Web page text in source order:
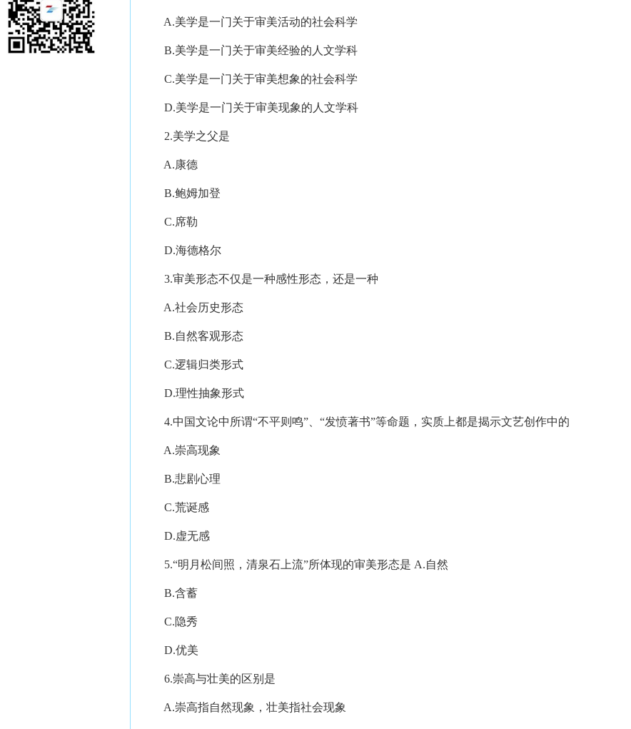
A.美学是一门关于审美活动的社会科学
B.美学是一门关于审美经验的人文学科
C.美学是一门关于审美想象的社会科学
D.美学是一门关于审美现象的人文学科
2.美学之父是
A.康德
B.鲍姆加登
C.席勒
D.海德格尔
3.审美形态不仅是一种感性形态，还是一种
A.社会历史形态
B.自然客观形态
C.逻辑归类形式
D.理性抽象形式
4.中国文论中所谓“不平则鸣”、“发愤著书”等命题，实质上都是揭示文艺创作中的
A.崇高现象
B.悲剧心理
C.荒诞感
D.虚无感
5.“明月松间照，清泉石上流”所体现的审美形态是 A.自然
B.含蓄
C.隐秀
D.优美
6.崇高与壮美的区别是
A.崇高指自然现象，壮美指社会现象